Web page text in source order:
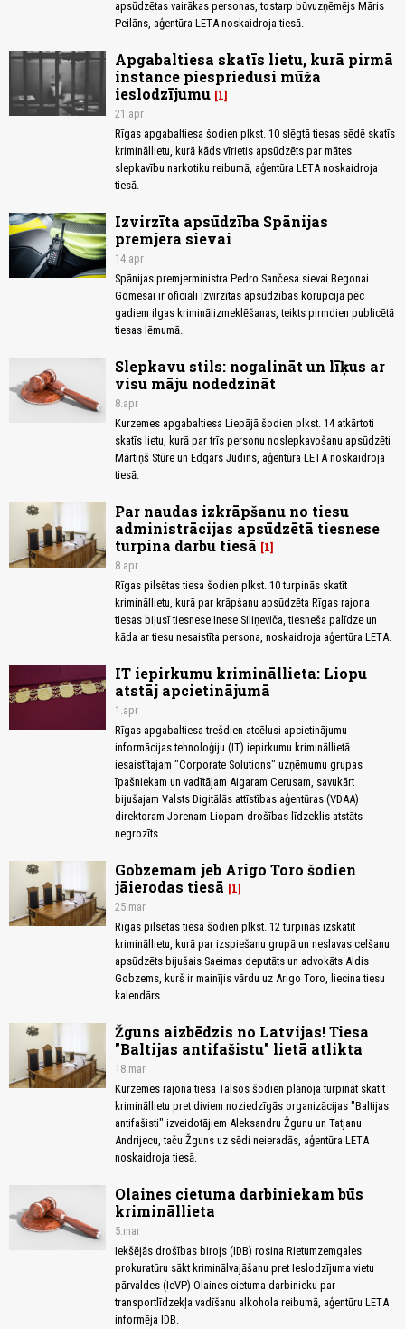
apsūdzētas vairākas personas, tostarp būvuzņēmējs Māris
Peilāns, aģentūra LETA noskaidroja tiesā.
Apgabaltiesa skatīs lietu, kurā pirmā
instance piespriedusi mūža
ieslodzījumu 1
21.apr
Rīgas apgabaltiesa šodien plkst. 10 slēgtā tiesas sēdē skatīs
krimināllietu, kurā kāds vīrietis apsūdzēts par mātes
slepkavību narkotiku reibumā, aģentūra LETA noskaidroja
tiesā.
Izvirzīta apsūdzība Spānijas
premjera sievai
14.apr
Spānijas premjerministra Pedro Sančesa sievai Begonai
Gomesai ir oficiāli izvirzītas apsūdzības korupcijā pēc
gadiem ilgas kriminālizmeklēšanas, teikts pirmdien publicētā
tiesas lēmumā.
Slepkavu stils: nogalināt un līķus ar
visu māju nodedzināt
8.apr
Kurzemes apgabaltiesa Liepājā šodien plkst. 14 atkārtoti
skatīs lietu, kurā par trīs personu noslepkavošanu apsūdzēti
Mārtiņš Stūre un Edgars Judins, aģentūra LETA noskaidroja
tiesā.
Par naudas izkrāpšanu no tiesu
administrācijas apsūdzētā tiesnese
turpina darbu tiesā
1
8.apr
Rīgas pilsētas tiesa šodien plkst. 10 turpinās skatīt
krimināllietu, kurā par krāpšanu apsūdzēta Rīgas rajona
tiesas bijusī tiesnese Inese Siliņeviča, tiesneša palīdze un
kāda ar tiesu nesaistīta persona, noskaidroja aģentūra LETA.
IT iepirkumu krimināllieta: Liopu
atstāj apcietinājumā
1.apr
Rīgas apgabaltiesa trešdien atcēlusi apcietinājumu
informācijas tehnoloģiju (IT) iepirkumu krimināllietā
iesaistītajam "Corporate Solutions" uzņēmumu grupas
īpašniekam un vadītājam Aigaram Cerusam, savukārt
bijušajam Valsts Digitālās attīstības aģentūras (VDAA)
direktoram Jorenam Liopam drošības līdzeklis atstāts
negrozīts.
Gobzemam jeb Arigo Toro šodien
jāierodas tiesā
1
25.mar
Rīgas pilsētas tiesa šodien plkst. 12 turpinās izskatīt
krimināllietu, kurā par izspiešanu grupā un neslavas celšanu
apsūdzēts bijušais Saeimas deputāts un advokāts Aldis
Gobzems, kurš ir mainījis vārdu uz Arigo Toro, liecina tiesu
kalendārs.
Žguns aizbēdzis no Latvijas! Tiesa
"Baltijas antifašistu" lietā atlikta
18.mar
Kurzemes rajona tiesa Talsos šodien plānoja turpināt skatīt
krimināllietu pret diviem noziedzīgās organizācijas "Baltijas
antifašisti" izveidotājiem Aleksandru Žgunu un Tatjanu
Andrijecu, taču Žguns uz sēdi neieradās, aģentūra LETA
noskaidroja tiesā.
Olaines cietuma darbiniekam būs
krimināllieta
5.mar
Iekšējās drošības birojs (IDB) rosina Rietumzemgales
prokuratūru sākt kriminālvajāšanu pret Ieslodzījuma vietu
pārvaldes (IeVP) Olaines cietuma darbinieku par
transportlīdzekļa vadīšanu alkohola reibumā, aģentūru LETA
informēja IDB.